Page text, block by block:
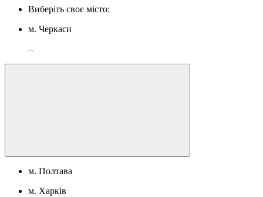
Виберіть своє місто:
м. Черкаси
м. Полтава
м. Харків